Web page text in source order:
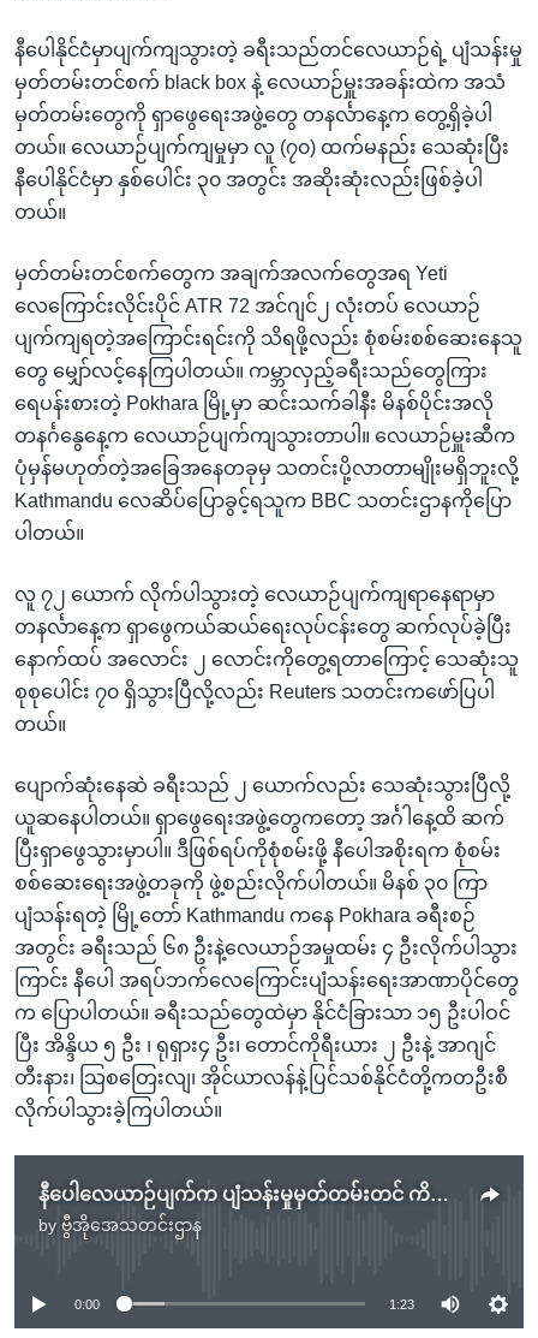
သို့
ကျော်
ရန်
နီပေါနိုင်ငံမှာပျက်ကျသွားတဲ့ ခရီးသည်တင်လေယာဉ်ရဲ့ ပျံသန်းမှု
မှတ်တမ်းတင်စက် black box နဲ့ လေယာဉ်မှူးအခန်းထဲက အသံ
မှတ်တမ်းတွေကို ရှာဖွေရေးအဖွဲ့တွေ တနင်္လာနေ့က တွေ့ရှိခဲ့ပါ
တယ်။ လေယာဉ်ပျက်ကျမှုမှာ လူ (၇၀) ထက်မနည်း သေဆုံးပြီး
နီပေါနိုင်ငံမှာ နှစ်ပေါင်း ၃၀ အတွင်း အဆိုးဆုံးလည်းဖြစ်ခဲ့ပါ
တယ်။
မှတ်တမ်းတင်စက်တွေက အချက်အလက်တွေအရ Yeti
လေကြောင်းလိုင်းပိုင် ATR 72 အင်ဂျင်၂ လုံးတပ် လေယာဉ်
ပျက်ကျရတဲ့အကြောင်းရင်းကို သိရဖို့လည်း စုံစမ်းစစ်ဆေးနေသူ
တွေ မျှော်လင့်နေကြပါတယ်။ ကမ္ဘာလှည့်ခရီးသည်တွေကြား
ရေပန်းစားတဲ့ Pokhara မြို့မှာ ဆင်းသက်ခါနီး မိနစ်ပိုင်းအလို
တနင်္ဂနွေနေ့က လေယာဉ်ပျက်ကျသွားတာပါ။ လေယာဉ်မှူးဆီက
ပုံမှန်မဟုတ်တဲ့အခြေအနေတခုမှ သတင်းပို့လာတာမျိုးမရှိဘူးလို့
Kathmandu လေဆိပ်ပြောခွင့်ရသူက BBC သတင်းဌာနကိုပြော
ပါတယ်။
လူ ၇၂ ယောက် လိုက်ပါသွားတဲ့ လေယာဉ်ပျက်ကျရာနေရာမှာ
တနင်္လာနေ့က ရှာဖွေကယ်ဆယ်ရေးလုပ်ငန်းတွေ ဆက်လုပ်ခဲ့ပြီး
နောက်ထပ် အလောင်း ၂ လောင်းကိုတွေ့ရတာကြောင့် သေဆုံးသူ
စုစုပေါင်း ၇၀ ရှိသွားပြီလို့လည်း Reuters သတင်းကဖော်ပြပါ
တယ်။
ပျောက်ဆုံးနေဆဲ ခရီးသည် ၂ ယောက်လည်း သေဆုံးသွားပြီလို့
ယူဆနေပါတယ်။ ရှာဖွေရေးအဖွဲ့တွေကတော့ အင်္ဂါနေ့ထိ ဆက်
ပြီးရှာဖွေသွားမှာပါ။ ဒီဖြစ်ရပ်ကိုစုံစမ်းဖို့ နီပေါအစိုးရက စုံစမ်း
စစ်ဆေးရေးအဖွဲ့တခုကို ဖွဲ့စည်းလိုက်ပါတယ်။ မိနစ် ၃၀ ကြာ
ပျံသန်းရတဲ့ မြို့တော် Kathmandu ကနေ Pokhara ခရီးစဉ်
အတွင်း ခရီးသည် ၆၈ ဦးနဲ့လေယာဉ်အမှုထမ်း ၄ ဦးလိုက်ပါသွား
ကြာင်း နီပေါ အရပ်ဘက်လေကြောင်းပျံသန်းရေးအာဏာပိုင်တွေ
က ပြောပါတယ်။ ခရီးသည်တွေထဲမှာ နိုင်ငံခြားသာ ၁၅ ဦးပါဝင်
ပြီး အိန္ဒိယ ၅ ဦး ၊ ရုရှား၄ ဦး၊ တောင်ကိုရီးယား ၂ ဦးနဲ့ အာဂျင်
တီးနား၊ သြစတြေးလျ၊ အိုင်ယာလန်နဲ့ပြင်သစ်နိုင်ငံတို့ကတဦးစီ
လိုက်ပါသွားခဲ့ကြပါတယ်။
နီပေါလေယာဉ်ပျက်က ပျံသန်းမှုမှတ်တမ်းတင် ကိရိယာတွေ ရှာဖွေတွေ့ရှိ.mp3
by ဗွီအိုအေသတင်းဌာန
No media source currently available
0:00 1:23